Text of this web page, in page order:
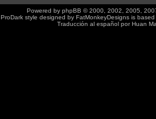
Powered by phpBB © 2000, 2002, 2005,
ProDark style designed by FatMonkeyDesignsis based
Traducción al español porHuan